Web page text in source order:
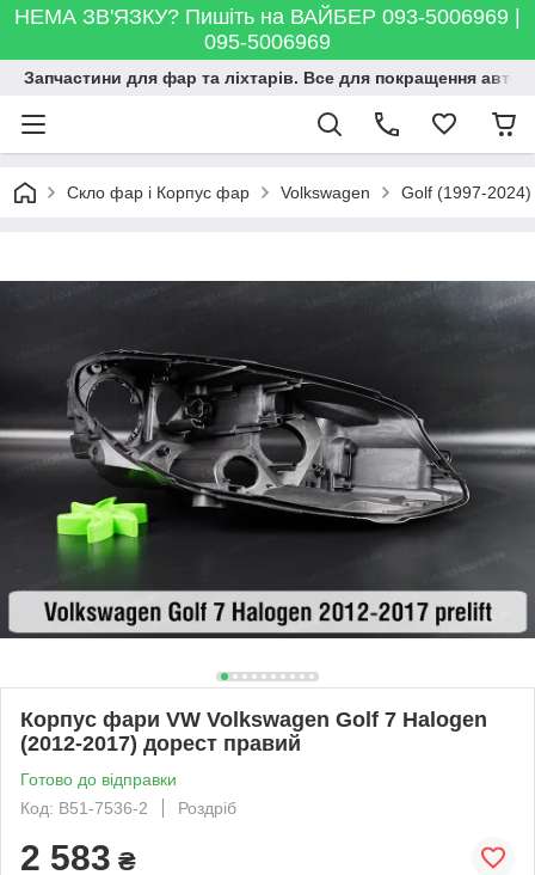
НЕМА ЗВ'ЯЗКУ? Пишіть на ВАЙБЕР 093-5006969 |
095-5006969
Запчастини для фар та ліхтарів. Все для покращення
Скло фар і Корпус фар Volkswagen Golf (1997-2024)
Корпус фари VW Volkswagen Golf 7 Halogen
(2012-2017) дорест правий
Готово до відправки
Код: B51-7536-2
Роздріб
2 583 ₴